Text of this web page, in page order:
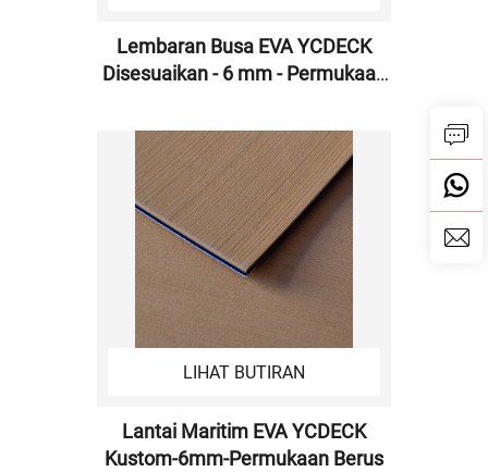
Lembaran Busa EVA YCDECK
Disesuaikan - 6 mm - Permukaan
LIHAT BUTIRAN
Lantai Maritim EVA YCDECK
Kustom-6mm-Permukaan Berus